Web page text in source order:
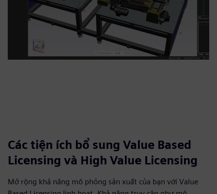
Các tiện ích bổ sung Value Based
Licensing và High Value Licensing
Mở rộng khả năng mô phỏng sản xuất của bạn với Value